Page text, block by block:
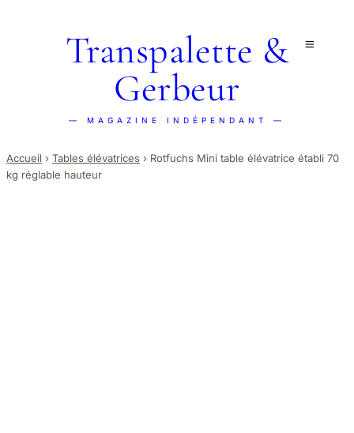
Transpalette &
Gerbeur
— MAGAZINE INDÉPENDANT —
Accueil › Tables élévatrices › Rotfuchs Mini table élévatrice établi 70
kg réglable hauteur